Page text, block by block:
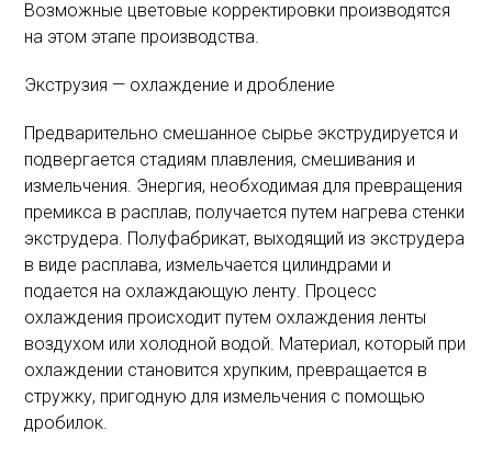
Возможные цветовые корректировки производятся
на этом этапе производства.
Экструзия — охлаждение и дробление
Предварительно смешанное сырье экструдируется и
подвергается стадиям плавления, смешивания и
измельчения. Энергия, необходимая для превращения
премикса в расплав, получается путем нагрева стенки
экструдера. Полуфабрикат, выходящий из экструдера
в виде расплава, измельчается цилиндрами и
подается на охлаждающую ленту. Процесс
охлаждения происходит путем охлаждения ленты
воздухом или холодной водой. Материал, который при
охлаждении становится хрупким, превращается в
стружку, пригодную для измельчения с помощью
дробилок.